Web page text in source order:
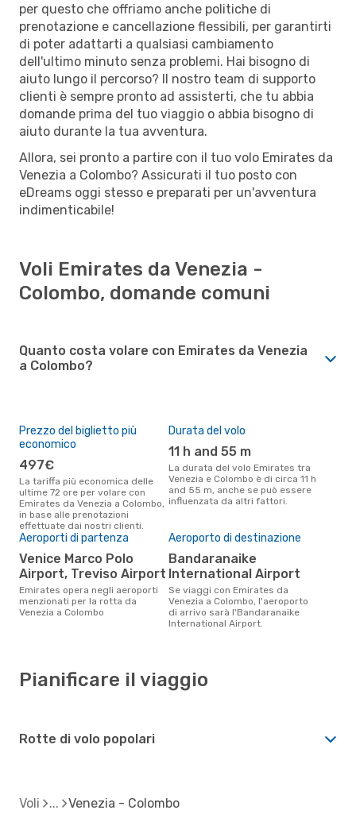
per questo che offriamo anche politiche di
prenotazione e cancellazione flessibili, per garantirti
di poter adattarti a qualsiasi cambiamento
dell'ultimo minuto senza problemi. Hai bisogno di
aiuto lungo il percorso? Il nostro team di supporto
clienti è sempre pronto ad assisterti, che tu abbia
domande prima del tuo viaggio o abbia bisogno di
aiuto durante la tua avventura.
Allora, sei pronto a partire con il tuo volo Emirates da
Venezia a Colombo? Assicurati il tuo posto con
eDreams oggi stesso e preparati per un'avventura
indimenticabile!
Voli Emirates da Venezia -
Colombo, domande comuni
Quanto costa volare con Emirates da Venezia
a Colombo?
Prezzo del biglietto più
economico
497€
La tariffa più economica delle
ultime 72 ore per volare con
Emirates da Venezia a Colombo,
in base alle prenotazioni
effettuate dai nostri clienti.
Durata del volo
11 h and 55 m
La durata del volo Emirates tra
Venezia e Colombo è di circa 11 h
and 55 m, anche se può essere
influenzata da altri fattori.
Aeroporti di partenza
Venice Marco Polo
Airport, Treviso Airport
Emirates opera negli aeroporti
menzionati per la rotta da
Venezia a Colombo
Aeroporto di destinazione
Bandaranaike
International Airport
Se viaggi con Emirates da
Venezia a Colombo, l'aeroporto
di arrivo sarà l'Bandaranaike
International Airport.
Pianificare il viaggio
Rotte di volo popolari
Voli Venezia - Colombo